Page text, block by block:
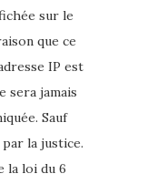
sur le
que ce
IP est
sera jamais
Sauf
la justice.
la loi du 6